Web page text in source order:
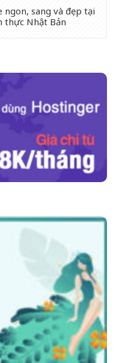
ngon, sang và đẹp tại
thực Nhật Bản